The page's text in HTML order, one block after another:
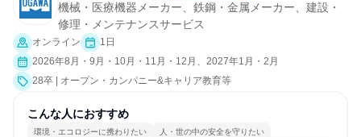
機械・医療機器メーカー、鉄鋼・金属メーカー、建設・
修理・メンテナンスサービス
オンライン
1日
2026年8月・9月・10月・11月・12月、2027年1月・2月
28卒 | オープン・カンパニー&キャリア教育等
こんな人におすすめ
環境・エコロジーに携わりたい 人・世の中の安全を守りたい